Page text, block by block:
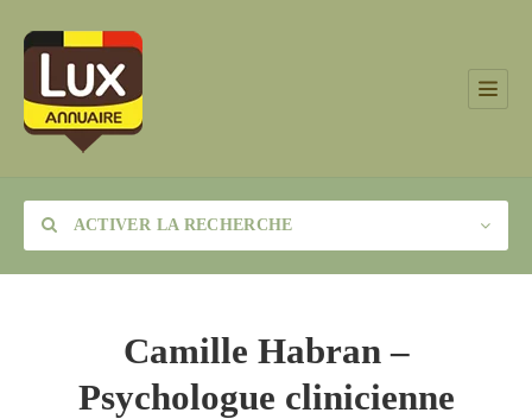
ACTIVER LA RECHERCHE
Catégorie
Camille Habran –
Psychologue clinicienne